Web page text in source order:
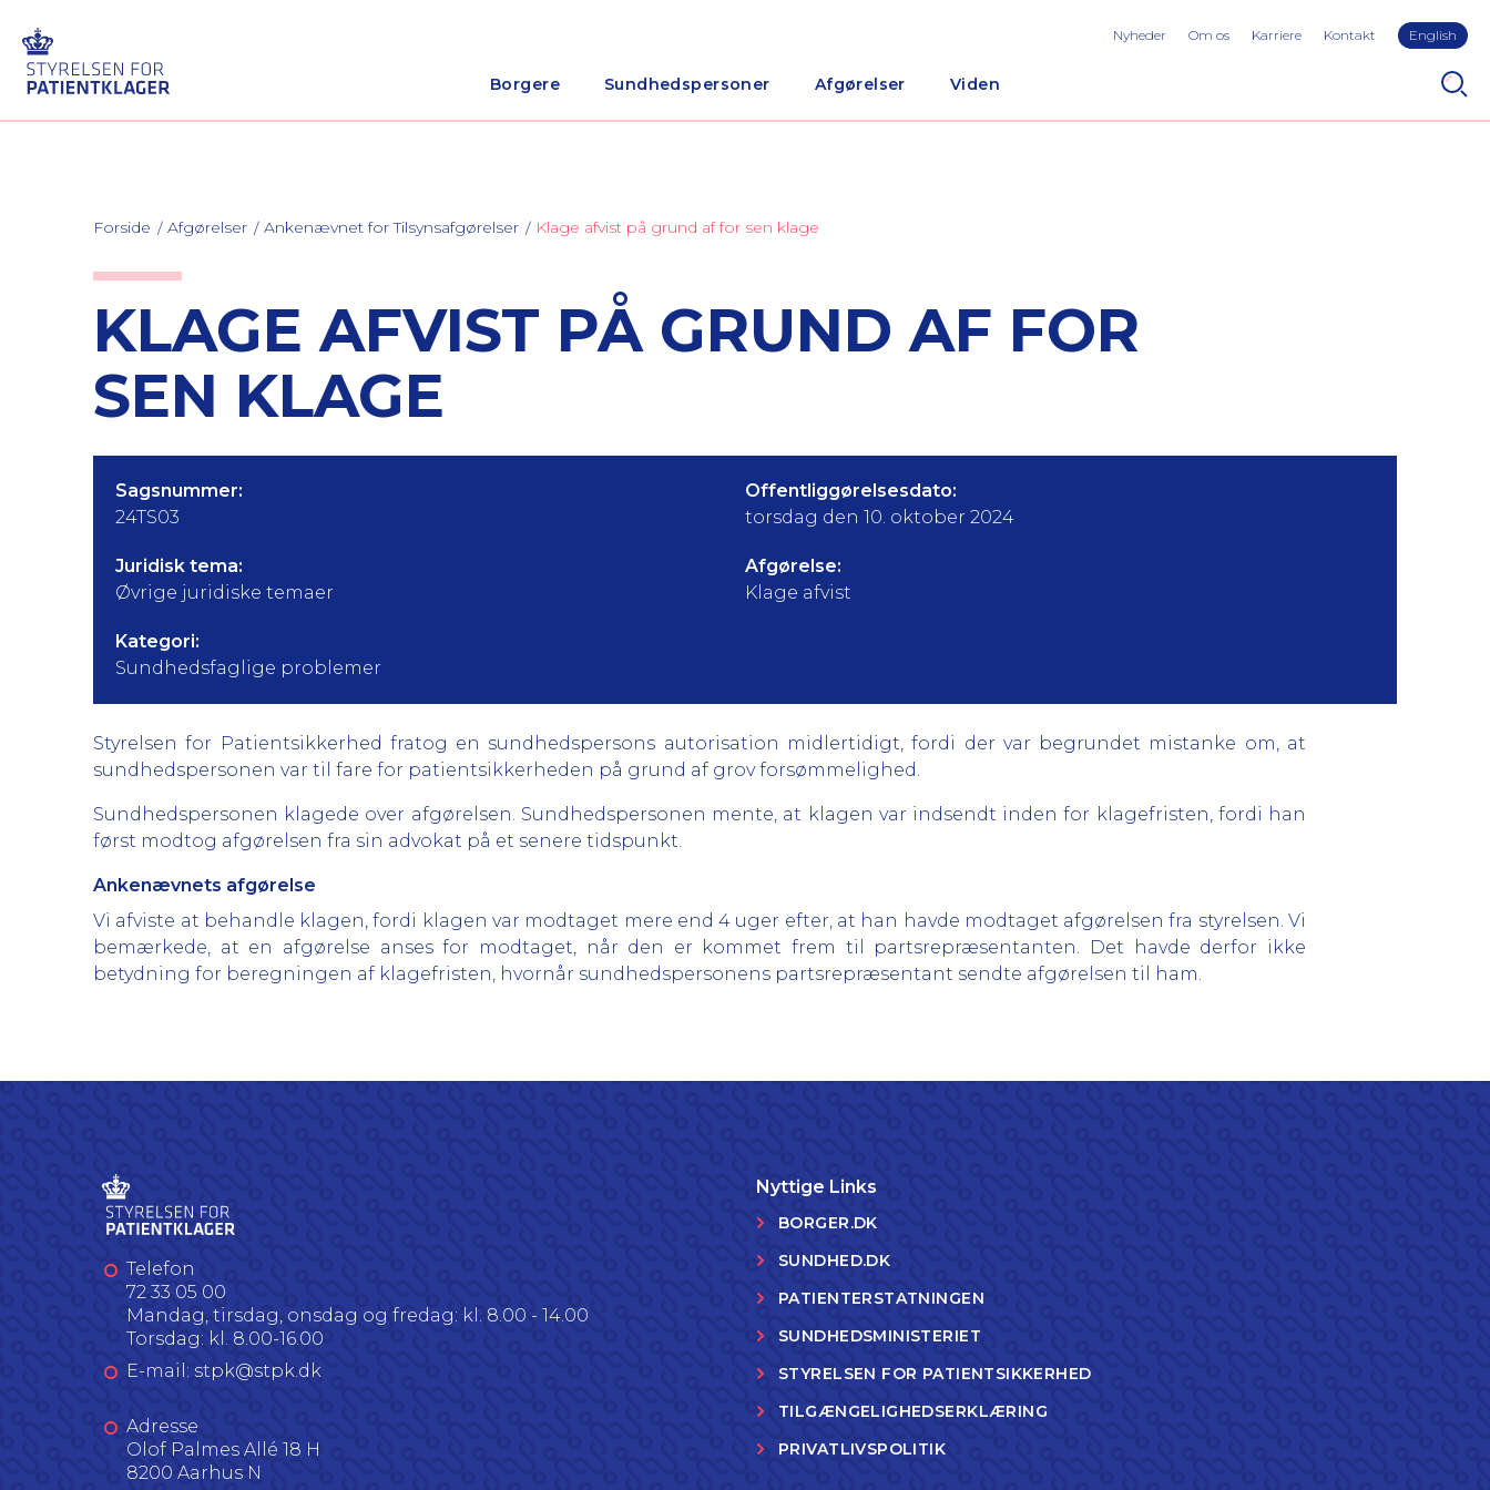
Borgere Sundhedspersoner Afgørelser Viden
Nyheder Om os Karriere Kontakt English
Forside Afgørelser Ankenævnet for Tilsynsafgørelser Klage afvist på grund af for sen klage
KLAGE AFVIST PÅ GRUND AF FOR
SEN KLAGE
Sagsnummer:
24TS03
Offentliggørelsesdato:
torsdag den 10. oktober 2024
Juridisk tema:
Øvrige juridiske temaer
Afgørelse:
Klage afvist
Kategori:
Sundhedsfaglige problemer
Styrelsen for Patientsikkerhed fratog en sundhedspersons autorisation midlertidigt, fordi der var begrundet mistanke om, at
sundhedspersonen var til fare for patientsikkerheden på grund af grov forsømmelighed.
Sundhedspersonen klagede over afgørelsen. Sundhedspersonen mente, at klagen var indsendt inden for klagefristen, fordi han
først modtog afgørelsen fra sin advokat på et senere tidspunkt.
Ankenævnets afgørelse
Vi afviste at behandle klagen, fordi klagen var modtaget mere end 4 uger efter, at han havde modtaget afgørelsen fra styrelsen. Vi
bemærkede, at en afgørelse anses for modtaget, når den er kommet frem til partsrepræsentanten. Det havde derfor ikke
betydning for beregningen af klagefristen, hvornår sundhedspersonens partsrepræsentant sendte afgørelsen til ham.
Telefon
72 33 05 00
Mandag, tirsdag, onsdag og fredag: kl. 8.00 - 14.00
Torsdag: kl. 8.00-16.00
E-mail: stpk@stpk.dk
Adresse
Olof Palmes Allé 18 H
8200 Aarhus N
Nyttige Links
BORGER.DK
SUNDHED.DK
PATIENTERSTATNINGEN
SUNDHEDSMINISTERIET
STYRELSEN FOR PATIENTSIKKERHED
TILGÆNGELIGHEDSERKLÆRING
PRIVATLIVSPOLITIK